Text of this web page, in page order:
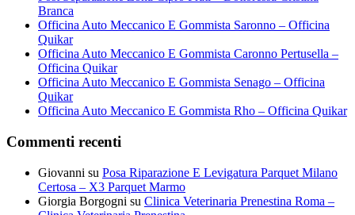
Branca
Officina Auto Meccanico E Gommista Saronno – Officina
Quikar
Officina Auto Meccanico E Gommista Caronno Pertusella –
Officina Quikar
Officina Auto Meccanico E Gommista Senago – Officina
Quikar
Officina Auto Meccanico E Gommista Rho – Officina Quikar
Commenti recenti
Giovanni su Posa Riparazione E Levigatura Parquet Milano
Certosa – X3 Parquet Marmo
Giorgia Borgogni su Clinica Veterinaria Prenestina Roma –